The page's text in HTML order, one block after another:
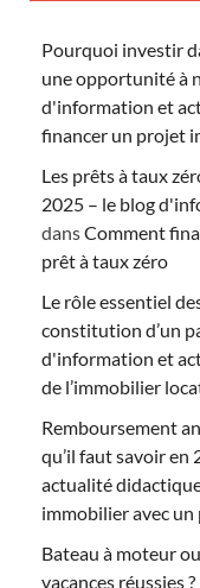
Pourquoi investir
une opportunité à
d'information et
financer un projet
Les prêts à taux
2025 – le blog
dansComment
prêt à taux zéro
Le rôle essentiel
constitution d’un
d'information et
de l’immobilier
Remboursement
qu’il faut savoir
actualité
immobilier avec
Bateau à moteur
vacances réussies